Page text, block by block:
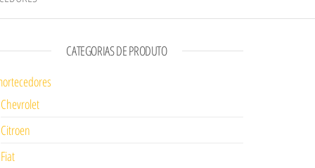
CATEGORIAS DE PRODUTO
Chevrolet
Citroen
Fiat